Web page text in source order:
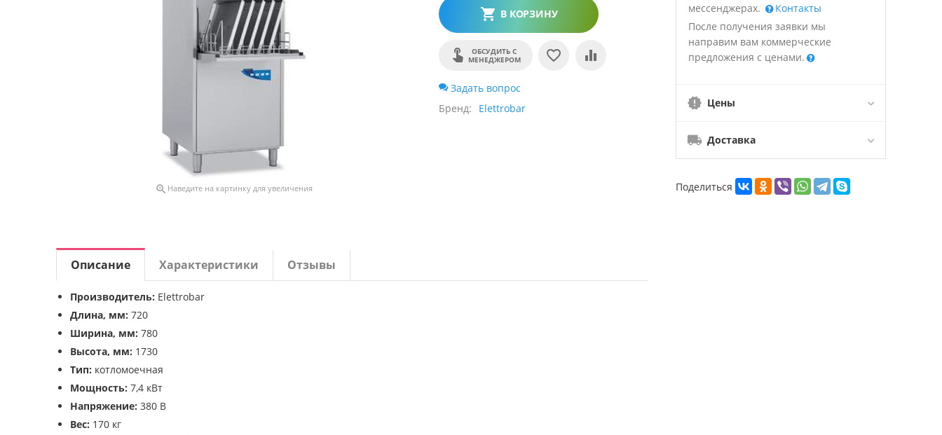
 Наведите на картинку для увеличения
В КОРЗИНУ
ОБСУДИТЬ С
МЕНЕДЖЕРОМ
Задать вопрос
Бренд
Elettrobar
мессенджерах.
Контакты
После получения заявки мы
направим вам коммерческие
предложения с ценами.
Цены
Доставка
Поделиться
Описание Характеристики Отзывы
Производитель: Elettrobar
Длина, мм: 720
Ширина, мм: 780
Высота, мм: 1730
Тип: котломоечная
Мощность: 7,4 кВт
Напряжение: 380 В
Вес: 170 кг